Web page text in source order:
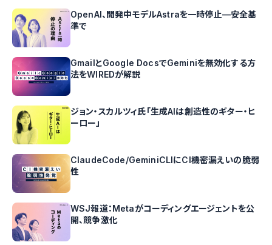
OpenAI、開発中モデルAstraを一時停止—安全基
準で
GmailとGoogle DocsでGeminiを無効化する方
法をWIREDが解説
ジョン・スカルツィ氏「生成AIは創造性のギター・ヒ
ーロー」
ClaudeCode/GeminiCLIにCI機密漏えいの脆弱
性
WSJ報道：Metaがコーディングエージェントを公
開、競争激化